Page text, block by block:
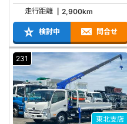
走行距離
2,900km
検討中 問合せ
231
東北支店